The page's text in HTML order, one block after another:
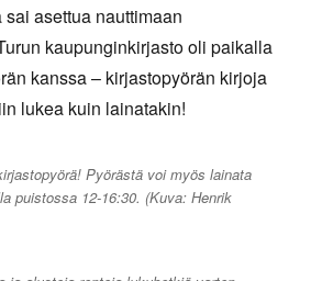
asettua nauttimaan
kaupunginkirjasto oli paikalla
kanssa – kirjastopyörän kirjoja
lukea kuin lainatakin!
Pyörästä voi myös lainata
puistossa 12-16:30. (Kuva: Henrik